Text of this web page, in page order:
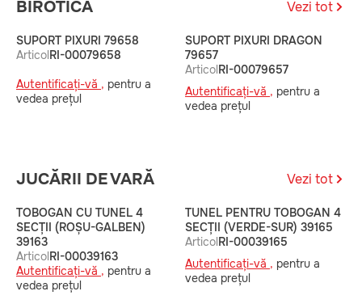
BIROTICA Vezi tot
SUPORT PIXURI 79658
ArticolRI-00079658
Autentificați-vă , pentru a
vedea prețul
SUPORT PIXURI DRAGON
79657
ArticolRI-00079657
Autentificați-vă , pentru a
vedea prețul
JUCĂRII DE VARĂ Vezi tot
TOBOGAN CU TUNEL 4
SECȚII (ROȘU-GALBEN)
39163
ArticolRI-00039163
Autentificați-vă , pentru a
vedea prețul
TUNEL PENTRU TOBOGAN 4
SECȚII (VERDE-SUR) 39165
ArticolRI-00039165
Autentificați-vă , pentru a
vedea prețul